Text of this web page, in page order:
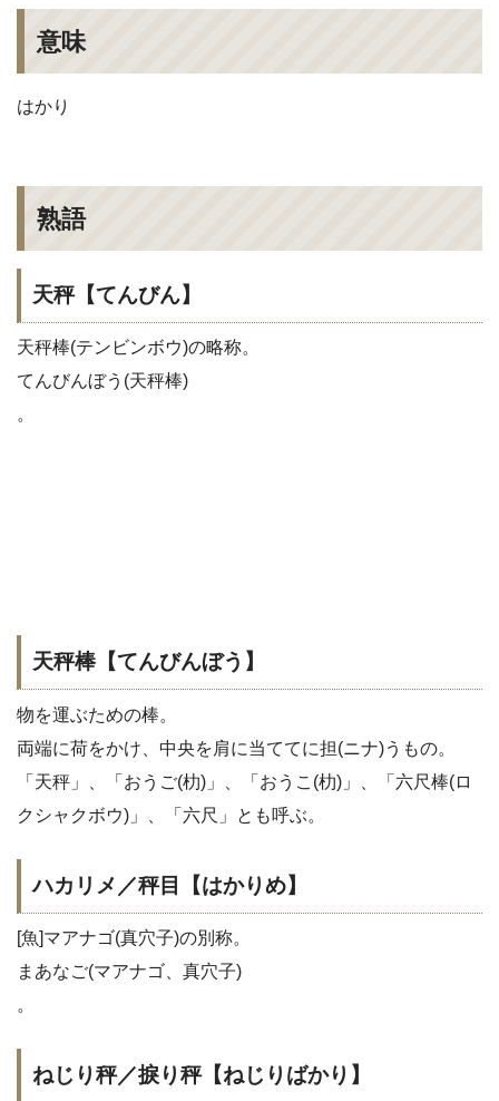
意味
はかり
熟語
天秤【てんびん】
天秤棒(テンビンボウ)の略称。
てんびんぼう(天秤棒)
。
天秤棒【てんびんぼう】
物を運ぶための棒。
両端に荷をかけ、中央を肩に当ててに担(ニナ)うもの。
「天秤」、「おうご(朸)」、「おうこ(朸)」、「六尺棒(ロ
クシャクボウ)」、「六尺」とも呼ぶ。
ハカリメ／秤目【はかりめ】
[魚]マアナゴ(真穴子)の別称。
まあなご(マアナゴ、真穴子)
。
ねじり秤／捩り秤【ねじりばかり】